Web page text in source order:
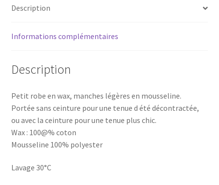
Description
Informations complémentaires
Description
Petit robe en wax, manches légères en mousseline.
Portée sans ceinture pour une tenue d été décontractée,
ou avec la ceinture pour une tenue plus chic.
Wax : 100@% coton
Mousseline 100% polyester
Lavage 30°C